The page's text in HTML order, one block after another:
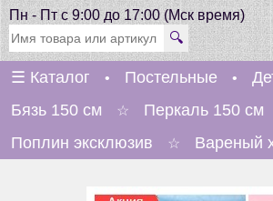
Пн - Пт с 9:00 до 17:00 (Мск время)
🔍
☰ Каталог • Постельные •
Бязь 150 см ☆ Перкаль 150 см
Поплин эксклюзив ☆ Вареный